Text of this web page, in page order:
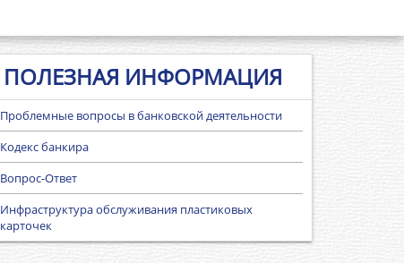
ПОЛЕЗНАЯ ИНФОРМАЦИЯ
Проблемные вопросы в банковской деятельности
Кодекс банкира
Вопрос-Ответ
Инфраструктура обслуживания пластиковых
карточек